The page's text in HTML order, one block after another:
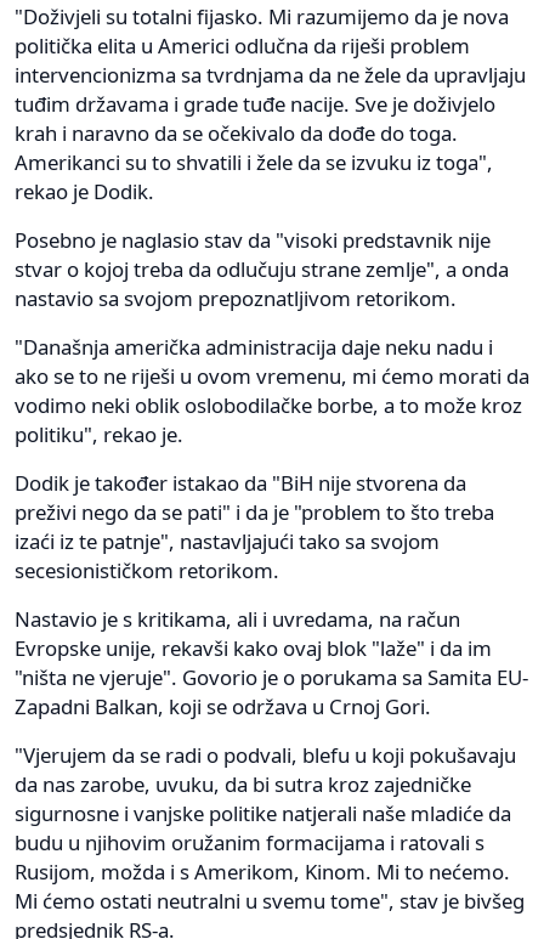
"Doživjeli su totalni fijasko. Mi razumijemo da je nova
politička elita u Americi odlučna da riješi problem
intervencionizma sa tvrdnjama da ne žele da upravljaju
tuđim državama i grade tuđe nacije. Sve je doživjelo
krah i naravno da se očekivalo da dođe do toga.
Amerikanci su to shvatili i žele da se izvuku iz toga",
rekao je Dodik.
Posebno je naglasio stav da "visoki predstavnik nije
stvar o kojoj treba da odlučuju strane zemlje", a onda
nastavio sa svojom prepoznatljivom retorikom.
"Današnja američka administracija daje neku nadu i
ako se to ne riješi u ovom vremenu, mi ćemo morati da
vodimo neki oblik oslobodilačke borbe, a to može kroz
politiku", rekao je.
Dodik je također istakao da "BiH nije stvorena da
preživi nego da se pati" i da je "problem to što treba
izaći iz te patnje", nastavljajući tako sa svojom
secesionističkom retorikom.
Nastavio je s kritikama, ali i uvredama, na račun
Evropske unije, rekavši kako ovaj blok "laže" i da im
"ništa ne vjeruje". Govorio je o porukama sa Samita EU-
Zapadni Balkan, koji se održava u Crnoj Gori.
"Vjerujem da se radi o podvali, blefu u koji pokušavaju
da nas zarobe, uvuku, da bi sutra kroz zajedničke
sigurnosne i vanjske politike natjerali naše mladiće da
budu u njihovim oružanim formacijama i ratovali s
Rusijom, možda i s Amerikom, Kinom. Mi to nećemo.
Mi ćemo ostati neutralni u svemu tome", stav je bivšeg
predsjednik RS-a.